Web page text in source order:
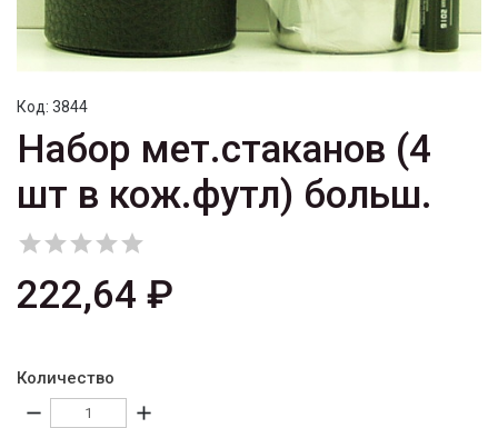
Код: 3844
Набор мет.стаканов (4
шт в кож.футл) больш.

222,64 ₽
Количество
remove add